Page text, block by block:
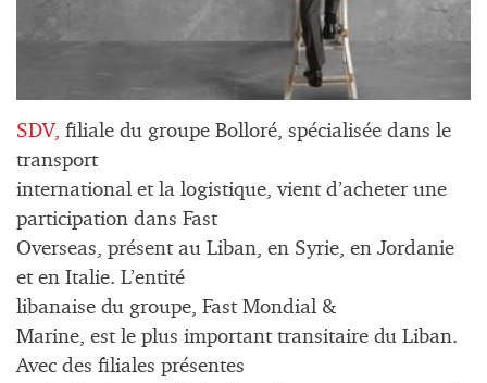
SDV, filiale du groupe Bolloré, spécialisée dans le
transport
international et la logistique, vient d’acheter une
participation dans Fast
Overseas, présent au Liban, en Syrie, en Jordanie
et en Italie. L’entité
libanaise du groupe, Fast Mondial &
Marine, est le plus important transitaire du Liban.
Avec des filiales présentes